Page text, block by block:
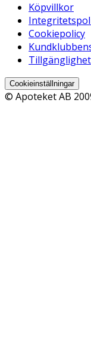
Köpvillkor
Cookiepolicy
Tillgänglighet
Cookieinställningar
© Apoteket AB